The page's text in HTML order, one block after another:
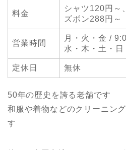
料金
シャツ120円～
ズボン288円～
営業時間
月・火・金 /
水・木・土・
定休日 無休
50年の歴史を誇る老舗です
和服や着物などのクリーニン
す